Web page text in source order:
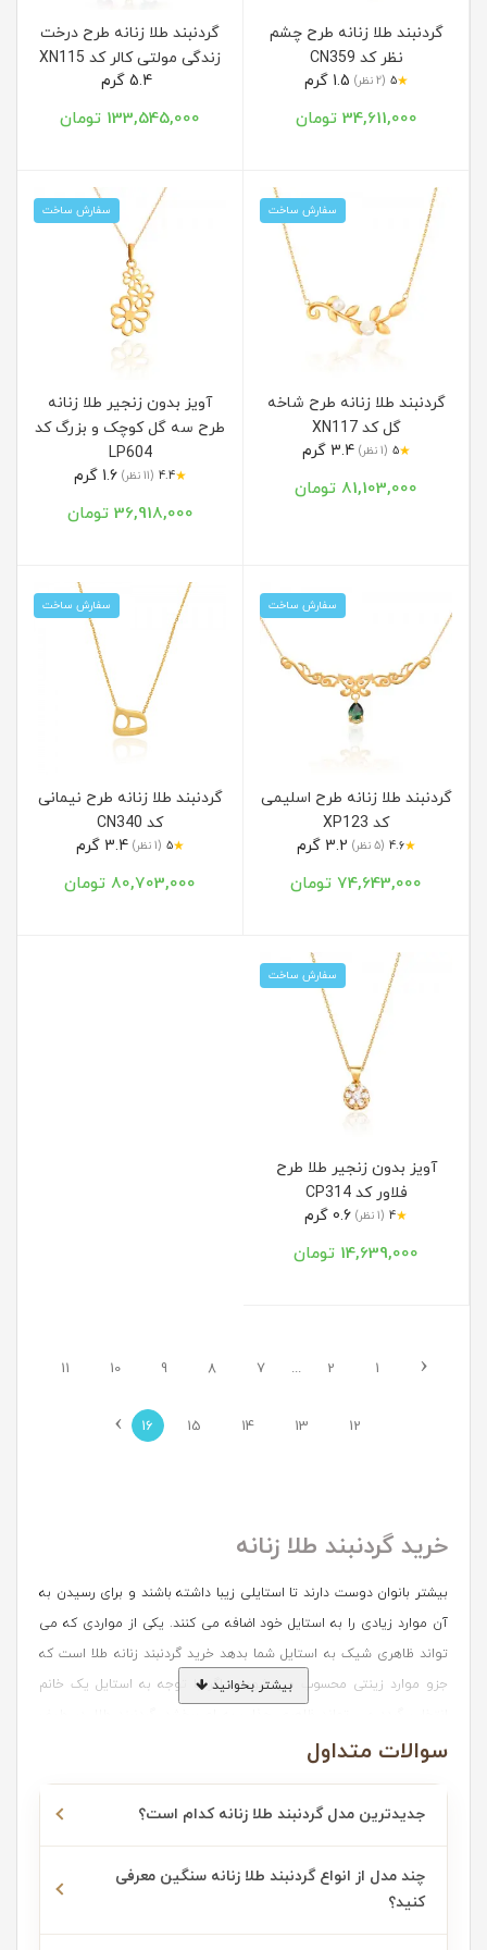
گردنبند طلا زنانه طرح چشم
نظر کد CN359
★
5 (2 نظر)
34,611,000 تومان
گردنبند طلا زنانه طرح درخت
زندگی مولتی کالر کد XN115
5.4 گرم
133,545,000 تومان
سفارش ساخت
گردنبند طلا زنانه طرح شاخه
گل کد XN117
★
5 (1 نظر) 3.4 گرم
81,103,000 تومان
سفارش ساخت
آویز بدون زنجیر طلا زنانه
طرح سه گل کوچک و بزرگ کد
LP604
★
4.4 (11 نظر) 1.6 گرم
36,918,000 تومان
سفارش ساخت
گردنبند طلا زنانه طرح اسلیمی
کد XP123
★
4.6 (5 نظر)
74,643,000 تومان
سفارش ساخت
گردنبند طلا زنانه طرح نیمانی
کد CN340
★
5 (1 نظر) 3.4 گرم
80,703,000 تومان
سفارش ساخت
آویز بدون زنجیر طلا طرح
فلاور کد CP314
★
4 (1 نظر)
14,639,000 تومان
‹
1
2
...
7
8
9
10
11
12
13
14
15
16
›
خرید گردنبند طلا زنانه
بیشتر بانوان دوست دارند تا استایلی زیبا داشته باشند و برای رسیدن به
آن موارد زیادی را به استایل خود اضافه می کنند. یکی از مواردی که می
تواند ظاهری شیک به استایل شما بدهد خرید گردنبند زنانه طلا است که
جزو موارد زینتی محسوب می شود و اگر با توجه به استایل یک خانم
متنوعی از طرح ها و رنگ ها، همواره جذابیت و زیبایی خاصی در موقعیت
شده اند، باعث می شوند تا شما درخششی ماندگار را همراه خود حس کنید.
خرید شیک ترین مدل های گردنبند طلا
بیشتر بخوانید
سوالات متداول
جدیدترین مدل گردنبند طلا زنانه کدام است؟
چند مدل از انواع گردنبند طلا زنانه سنگین معرفی
کنید؟